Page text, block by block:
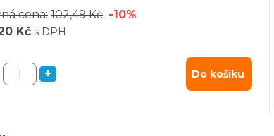
cena: 102,49 Kč -10%
Kč s DPH
+ Do košíku